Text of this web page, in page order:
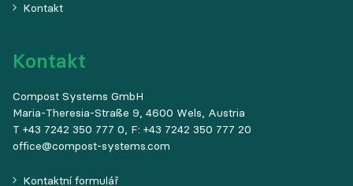
Kontakt
Kontakt
Compost Systems GmbH
Maria-Theresia-Straße 9, 4600 Wels, Austria
T +43 7242 350 777 0, F: +43 7242 350 777 20
office@compost-systems.com
Kontaktní formulář